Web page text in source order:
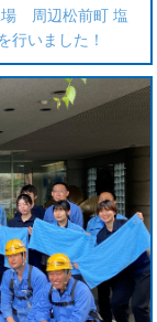
場 周辺松前町 塩
行いました！